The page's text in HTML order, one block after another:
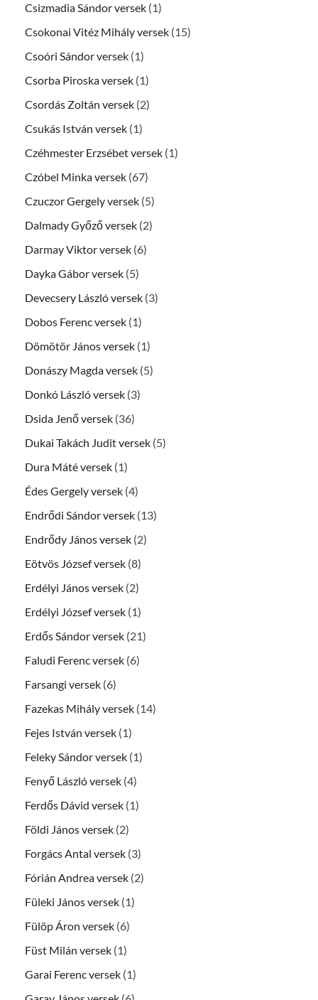
Csizmadia Sándor versek (1)
Csokonai Vitéz Mihály versek (15)
Csoóri Sándor versek (1)
Csorba Piroska versek (1)
Csordás Zoltán versek (2)
Csukás István versek (1)
Czéhmester Erzsébet versek (1)
Czóbel Minka versek (67)
Czuczor Gergely versek (5)
Dalmady Győző versek (2)
Darmay Viktor versek (6)
Dayka Gábor versek (5)
Devecsery László versek (3)
Dobos Ferenc versek (1)
Dömötör János versek (1)
Donászy Magda versek (5)
Donkó László versek (3)
Dsida Jenő versek (36)
Dukai Takách Judit versek (5)
Dura Máté versek (1)
Édes Gergely versek (4)
Endrődi Sándor versek (13)
Endrődy János versek (2)
Eötvös József versek (8)
Erdélyi János versek (2)
Erdélyi József versek (1)
Erdős Sándor versek (21)
Faludi Ferenc versek (6)
Farsangi versek (6)
Fazekas Mihály versek (14)
Fejes István versek (1)
Feleky Sándor versek (1)
Fenyő László versek (4)
Ferdős Dávid versek (1)
Földi János versek (2)
Forgács Antal versek (3)
Fórián Andrea versek (2)
Füleki János versek (1)
Fülöp Áron versek (6)
Füst Milán versek (1)
Garai Ferenc versek (1)